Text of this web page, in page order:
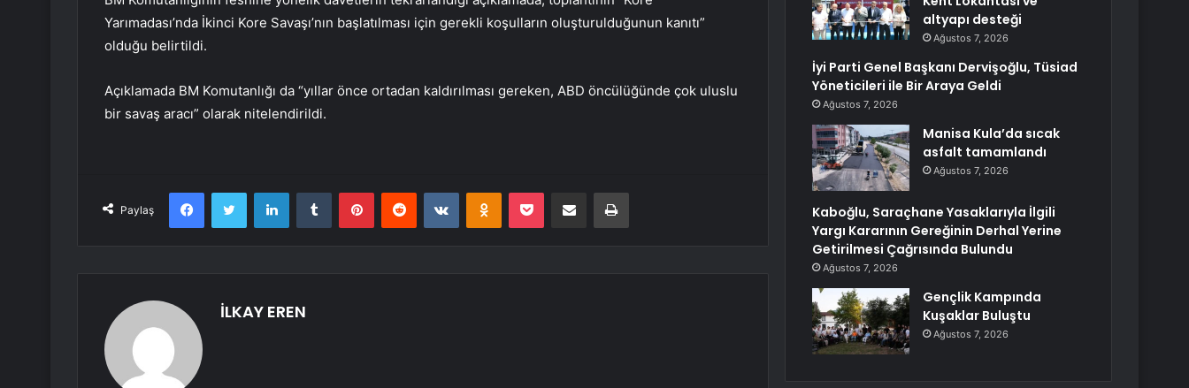
Yarımadası’nda İkinci Kore Savaşı’nın başlatılması için gerekli koşulların oluşturulduğunun kanıtı”
olduğu belirtildi.
Açıklamada BM Komutanlığı da “yıllar önce ortadan kaldırılması gereken, ABD öncülüğünde çok uluslu
bir savaş aracı” olarak nitelendirildi.
Paylaş
FacebookTwitter LinkedInTumblr PinterestReddit VKontakteOdnoklassniki
Pocket E-Posta ile paylaş Yazdır
İLKAY EREN
altyapı desteği
Ağustos 7, 2026
İyi Parti Genel Başkanı Dervişoğlu, Tüsiad
Yöneticileri ile Bir Araya Geldi
Ağustos 7, 2026
Manisa Kula’da sıcak
asfalt tamamlandı
Ağustos 7, 2026
Kaboğlu, Saraçhane Yasaklarıyla İlgili
Yargı Kararının Gereğinin Derhal Yerine
Getirilmesi Çağrısında Bulundu
Ağustos 7, 2026
Gençlik Kampında
Kuşaklar Buluştu
Ağustos 7, 2026